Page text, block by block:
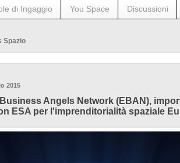
di Ingaggio You Space Discussioni
Spazio
2015
Angels Network (EBAN),
ESA per l'imprenditorialità spaziale